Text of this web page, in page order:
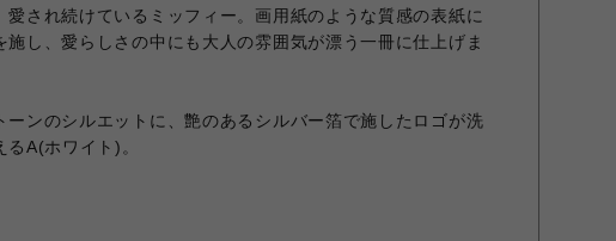
愛され続けているミッフィー。画用紙のような質感の表紙に
施し、愛らしさの中にも大人の雰囲気が漂う一冊に仕上げま
ーンのシルエットに、艶のあるシルバー箔で施したロゴが洗
A(ホワイト)。